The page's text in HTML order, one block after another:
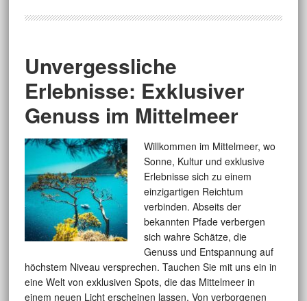
Unvergessliche
Erlebnisse: Exklusiver
Genuss im Mittelmeer
Willkommen im Mittelmeer, wo
Sonne, Kultur und exklusive
Erlebnisse sich zu einem
einzigartigen Reichtum
verbinden. Abseits der
bekannten Pfade verbergen
sich wahre Schätze, die
Genuss und Entspannung auf
höchstem Niveau versprechen. Tauchen Sie mit uns ein in
eine Welt von exklusiven Spots, die das Mittelmeer in
einem neuen Licht erscheinen lassen. Von verborgenen